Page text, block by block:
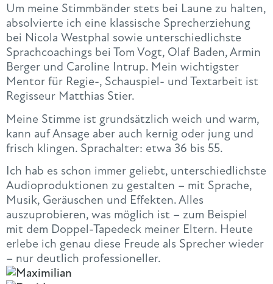
Um meine Stimmbänder stets bei Laune zu halten,
absolvierte ich eine klassische Sprecherziehung
bei Nicola Westphal sowie unterschiedlichste
Sprachcoachings bei Tom Vogt, Olaf Baden, Armin
Berger und Caroline Intrup. Mein wichtigster
Mentor für Regie-, Schauspiel- und Textarbeit ist
Regisseur Matthias Stier.
Meine Stimme ist grundsätzlich weich und warm,
kann auf Ansage aber auch kernig oder jung und
frisch klingen. Sprachalter: etwa 36 bis 55.
Ich hab es schon immer geliebt, unterschiedlichste
Audioproduktionen zu gestalten – mit Sprache,
Musik, Geräuschen und Effekten. Alles
auszuprobieren, was möglich ist – zum Beispiel
mit dem Doppel-Tapedeck meiner Eltern. Heute
erlebe ich genau diese Freude als Sprecher wieder
– nur deutlich professioneller.